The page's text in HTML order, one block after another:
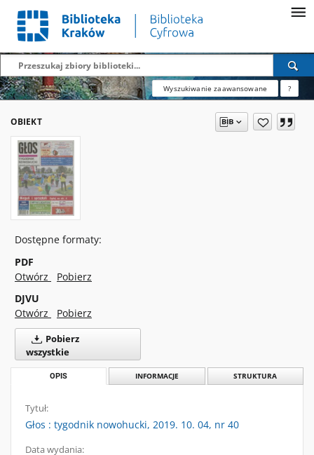
Wyszukiwanie zaawansowane ?
OBIEKT
Dostępne formaty:
PDF
Otwórz
Pobierz
DJVU
Otwórz
Pobierz
Pobierz
wszystkie
OPIS INFORMACJE STRUKTURA
Tytuł:
Głos : tygodnik nowohucki, 2019. 10. 04, nr 40
Data wydania: